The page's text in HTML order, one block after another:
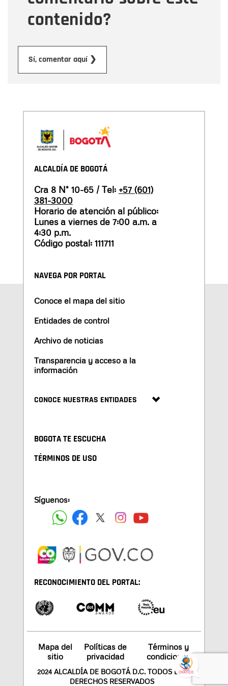
contenido?
Sí, comentar aquí ❯
ALCALDÍA DE BOGOTÁ
Cra 8 N° 10-65 / Tel: +57 (601)
381-3000
Horario de atención al público:
Lunes a viernes de 7:00 a.m. a
4:30 p.m.
Código postal: 111711
NAVEGA POR PORTAL
Conoce el mapa del sitio
Entidades de control
Archivo de noticias
Transparencia y acceso a la
información
CONOCE NUESTRAS ENTIDADES
BOGOTA TE ESCUCHA
TÉRMINOS DE USO
Síguenos:
RECONOCIMIENTO DEL PORTAL:
Mapa del
sitio
Políticas de
privacidad
Términos y
condiciones
2024 ALCALDÍA DE BOGOTÁ D.C. TODOS LOS
DERECHOS RESERVADOS